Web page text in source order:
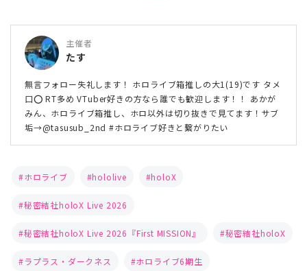
主催者
たす
無言フォロー失礼します！ ホロライブ箱推しの大1(19)です タメ
口⭕ RT多め VTuber好きの方なら誰でも歓迎します！！ あかが
みん、ホロライブ箱推し、ホロ以外は切り抜きで見てます！サブ
垢→@tasusub_2nd #ホロライブ好きと繋がりたい
ホロライブ hololive holoX
秘密結社holoX Live 2026
秘密結社holoX Live 2026『First MISSION』 秘密結社holoX
ラプラス・ダークネス ホロライブ6期生